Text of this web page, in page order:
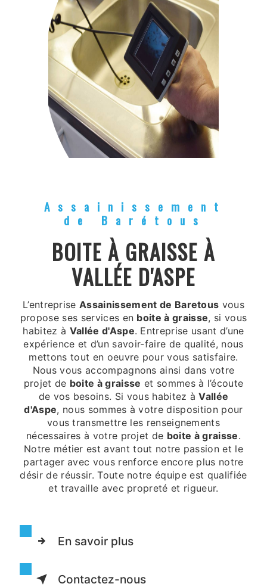
Assainissement
de Barétous
BOITE À GRAISSE À
VALLÉE D'ASPE
L’entrepriseAssainissement de Baretous vous
propose ses services en boite à graisse, si vous
habitez à Vallée d'Aspe. Entreprise usant d’une
expérience et d’un savoir-faire de qualité, nous
mettons tout en oeuvre pour vous satisfaire.
Nous vous accompagnons ainsi dans votre
projet de boite à graisse et sommes à l’écoute
de vos besoins. Si vous habitez àVallée
d'Aspe, nous sommes à votre disposition pour
vous transmettre les renseignements
nécessaires à votre projet de boite à graisse.
Notre métier est avant tout notre passion et le
partager avec vous renforce encore plus notre
désir de réussir. Toute notre équipe est qualifiée
et travaille avec propreté et rigueur.
En savoir plus
Contactez-nous